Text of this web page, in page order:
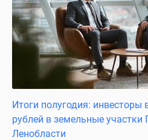
места
Специальные
предложения
Апартаменты
Новостройки
карте
комнатные
Итоги полугодия:
рублей в земельные участки
Ленобласти